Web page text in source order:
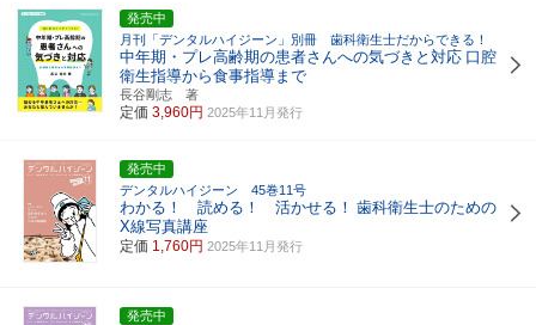
発売中
月刊「デンタルハイジーン」別冊 歯科衛生士だからできる！
中年期・プレ高齢期の患者さんへの気づきと対応 口腔
衛生指導から食事指導まで
長谷剛志 著
定価 3,960円 2025年11月発行
発売中
デンタルハイジーン 45巻11号
わかる！ 読める！ 活かせる！ 歯科衛生士のための
X線写真講座
定価 1,760円 2025年11月発行
発売中